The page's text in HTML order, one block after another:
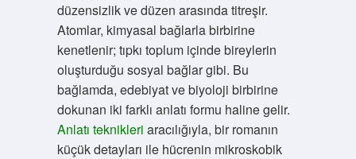
düzensizlik ve düzen arasında titreşir.
Atomlar, kimyasal bağlarla birbirine
kenetlenir; tıpkı toplum içinde bireylerin
oluşturduğu sosyal bağlar gibi. Bu
bağlamda, edebiyat ve biyoloji birbirine
dokunan iki farklı anlatı formu haline gelir.
Anlatı teknikleri aracılığıyla, bir romanın
küçük detayları ile hücrenin mikroskobik